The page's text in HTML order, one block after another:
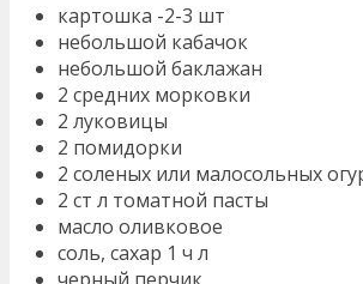
картошка -2-3 шт
небольшой кабачок
небольшой баклажан
2 средних морковки
2 луковицы
2 помидорки
2 соленых или малосольных
2 ст л томатной пасты
масло оливковое
соль, сахар 1 ч л